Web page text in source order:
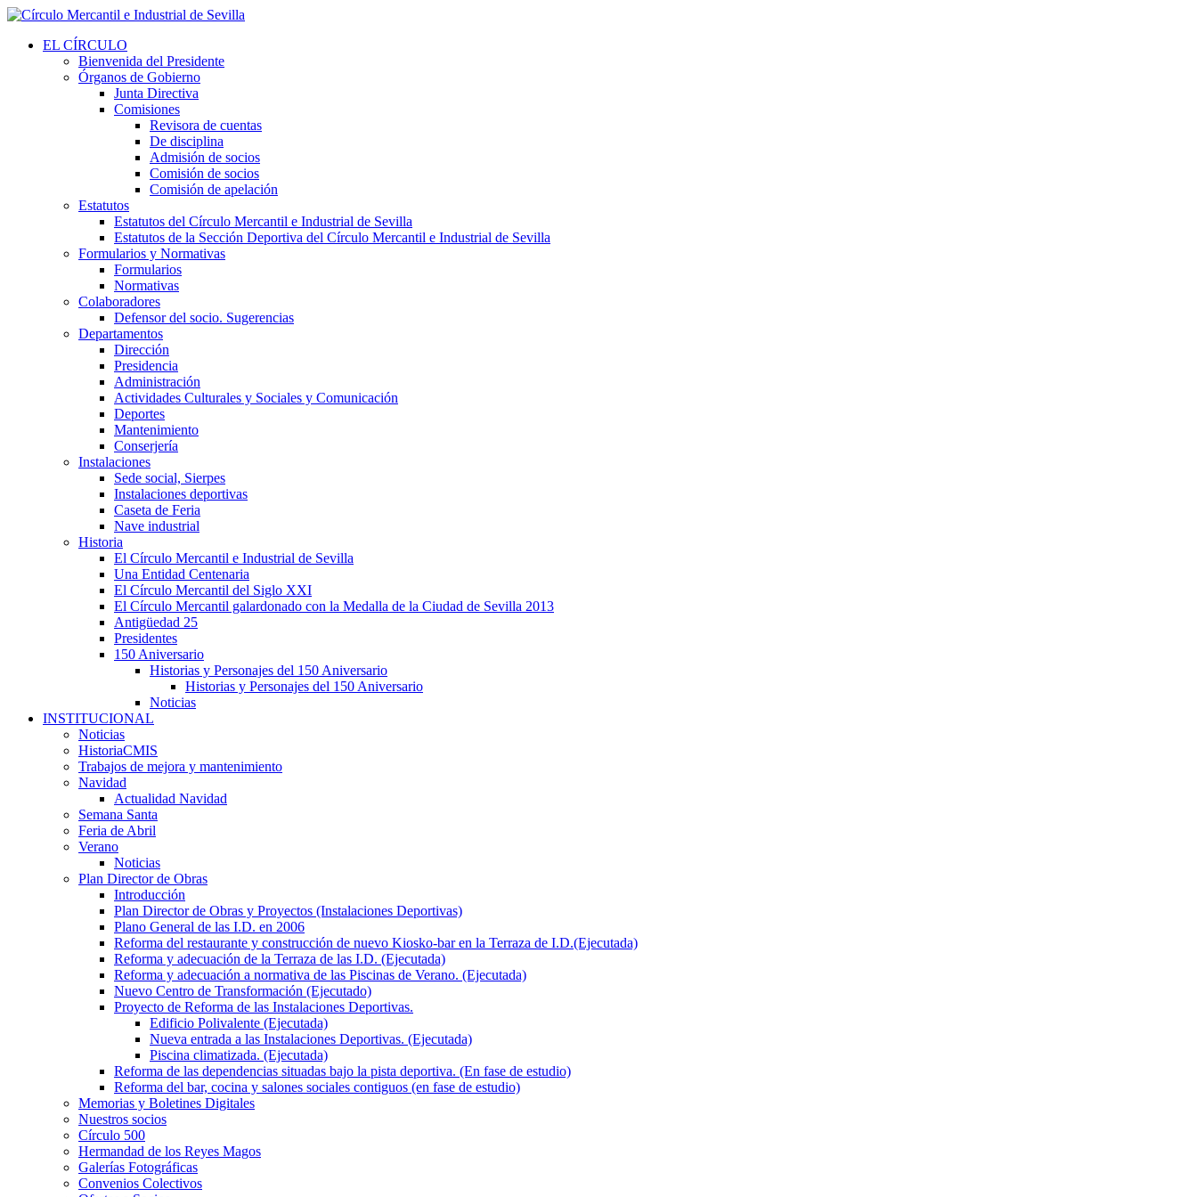
EL CÍRCULO
Bienvenida del Presidente
Órganos de Gobierno
Junta Directiva
Comisiones
Revisora de cuentas
De disciplina
Admisión de socios
Comisión de socios
Comisión de apelación
Estatutos
Estatutos del Círculo Mercantil e Industrial de Sevilla
Estatutos de la Sección Deportiva del Círculo Mercantil e Industrial de Sevilla
Formularios y Normativas
Formularios
Normativas
Colaboradores
Defensor del socio. Sugerencias
Departamentos
Dirección
Presidencia
Administración
Actividades Culturales y Sociales y Comunicación
Deportes
Mantenimiento
Conserjería
Instalaciones
Sede social, Sierpes
Instalaciones deportivas
Caseta de Feria
Nave industrial
Historia
El Círculo Mercantil e Industrial de Sevilla
Una Entidad Centenaria
El Círculo Mercantil del Siglo XXI
El Círculo Mercantil galardonado con la Medalla de la Ciudad de Sevilla 2013
Antigüedad 25
Presidentes
150 Aniversario
Historias y Personajes del 150 Aniversario
Historias y Personajes del 150 Aniversario
Noticias
INSTITUCIONAL
Noticias
HistoriaCMIS
Trabajos de mejora y mantenimiento
Navidad
Actualidad Navidad
Semana Santa
Feria de Abril
Verano
Noticias
Plan Director de Obras
Introducción
Plan Director de Obras y Proyectos (Instalaciones Deportivas)
Plano General de las I.D. en 2006
Reforma del restaurante y construcción de nuevo Kiosko-bar en la Terraza de I.D.(Ejecutada)
Reforma y adecuación de la Terraza de las I.D. (Ejecutada)
Reforma y adecuación a normativa de las Piscinas de Verano. (Ejecutada)
Nuevo Centro de Transformación (Ejecutado)
Proyecto de Reforma de las Instalaciones Deportivas.
Edificio Polivalente (Ejecutada)
Nueva entrada a las Instalaciones Deportivas. (Ejecutada)
Piscina climatizada. (Ejecutada)
Reforma de las dependencias situadas bajo la pista deportiva. (En fase de estudio)
Reforma del bar, cocina y salones sociales contiguos (en fase de estudio)
Memorias y Boletines Digitales
Nuestros socios
Círculo 500
Hermandad de los Reyes Magos
Galerías Fotográficas
Convenios Colectivos